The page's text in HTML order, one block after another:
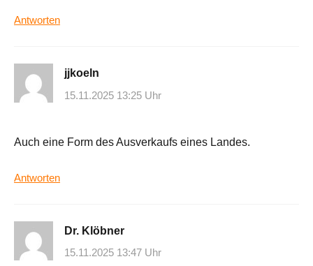
Antworten
jjkoeln
15.11.2025 13:25 Uhr
Auch eine Form des Ausverkaufs eines Landes.
Antworten
Dr. Klöbner
15.11.2025 13:47 Uhr